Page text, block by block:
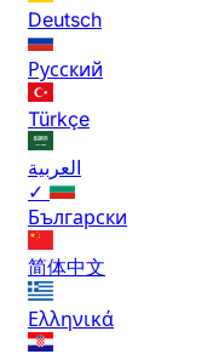
Deutsch
Русский
Türkçe
العربية
✓
Български
简体中文
Ελληνικά